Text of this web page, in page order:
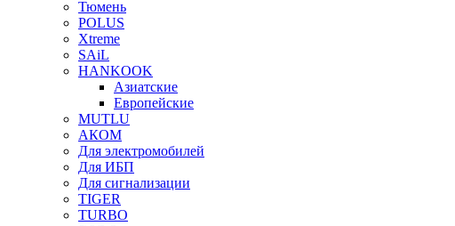
Тюмень
POLUS
Xtreme
SAiL
HANKOOK
Азиатские
Европейские
MUTLU
АКОМ
Для электромобилей
Для ИБП
Для сигнализации
TIGER
TURBO